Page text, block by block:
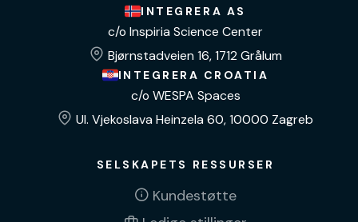
INTEGRERA AS
c/o Inspiria Science Center
Bjørnstadveien 16, 1712 Grålum
INTEGRERA CROATIA
c/o WESPA Spaces
Ul. Vjekoslava Heinzela 60, 10000 Zagreb
SELSKAPETS RESSURSER
Kundestøtte